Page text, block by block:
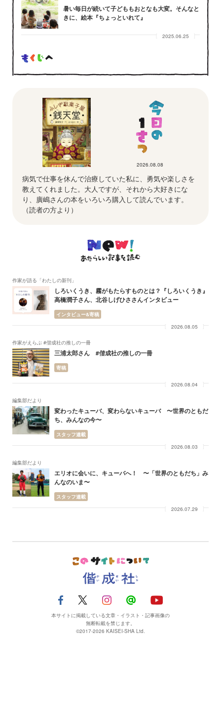
暑い毎日が続いて子どももおとなも大変。そんなと
きに、絵本『ちょっといれて』
2025.06.25
2026.08.08
病気で仕事を休んで治療していた私に、勇気や楽しさを
教えてくれました。大人ですが、それから大好きにな
り、廣嶋さんの本をいろいろ購入して読んでいます。
（読者の方より）
作家が語る「わたしの新刊」
しろいくうき、霧がもたらすものとは？『しろいくうき』
高橋潤子さん、北谷しげひささんインタビュー
インタビュー&寄稿
2026.08.05
作家がえらぶ #偕成社の推しの一冊
三浦太郎さん #偕成社の推しの一冊
寄稿
2026.08.04
編集部だより
変わったキューバ、変わらないキューバ 〜世界のともだ
ち、みんなの今〜
スタッフ連載
2026.08.03
編集部だより
エリオに会いに、キューバへ！ 〜「世界のともだち」み
んなのいま〜
スタッフ連載
2026.07.29
本サイトに掲載している文章・イラスト・記事画像の
無断転載を禁じます。
©2017-2026 KAISEI-SHA Ltd.